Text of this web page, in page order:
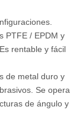
PTFE / EPDM y
rentable y fácil
de metal duro y
Se opera
de ángulo y